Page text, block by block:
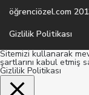
öğrenciözel.com
Gizlilik Politikası
Sitemizi kullanarak
şartlarını kabul etmiş
Gizlilik Politikası